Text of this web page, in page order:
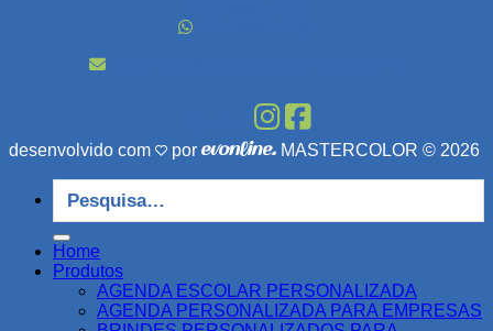
orcamento@agendasmastercolor.com.br
desenvolvido com
por
MASTERCOLOR © 2026
por:
Home
Produtos
AGENDA ESCOLAR PERSONALIZADA
AGENDA PERSONALIZADA PARA EMPRESAS